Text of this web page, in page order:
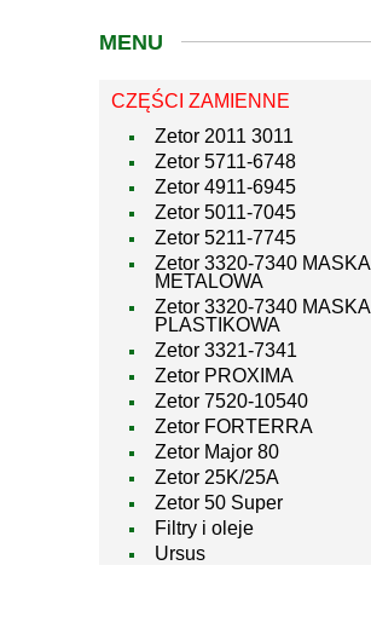
MENU
CZĘŚCI ZAMIENNE
Zetor 2011 3011
Zetor 5711-6748
Zetor 4911-6945
Zetor 5011-7045
Zetor 5211-7745
Zetor 3320-7340 MASKA
METALOWA
Zetor 3320-7340 MASKA
PLASTIKOWA
Zetor 3321-7341
Zetor PROXIMA
Zetor 7520-10540
Zetor FORTERRA
Zetor Major 80
Zetor 25K/25A
Zetor 50 Super
Filtry i oleje
Ursus